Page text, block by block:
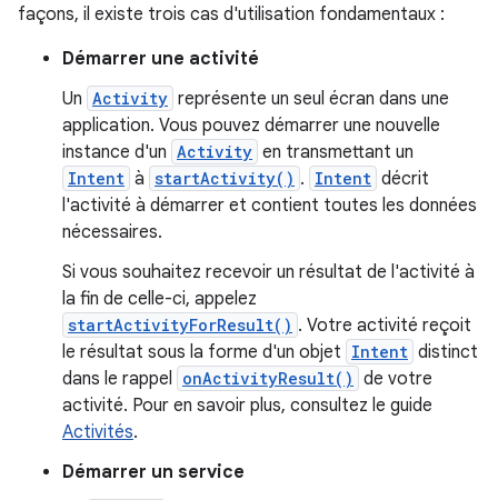
façons, il existe trois cas d'utilisation fondamentaux :
Démarrer une activité
Un Activity représente un seul écran dans une
application. Vous pouvez démarrer une nouvelle
instance d'un Activity en transmettant un
Intent à startActivity() . Intent décrit
l'activité à démarrer et contient toutes les données
nécessaires.
Si vous souhaitez recevoir un résultat de l'activité à
la fin de celle-ci, appelez
startActivityForResult() . Votre activité reçoit
le résultat sous la forme d'un objet Intent distinct
dans le rappel onActivityResult() de votre
activité. Pour en savoir plus, consultez le guide
Activités.
Démarrer un service